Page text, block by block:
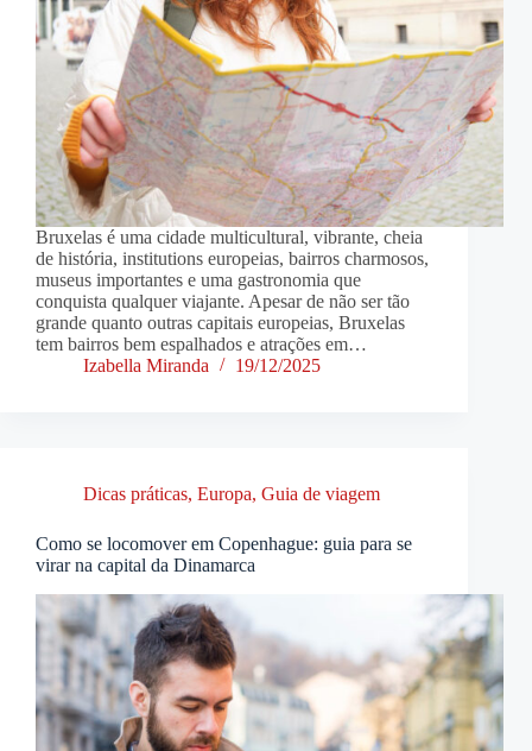
Bruxelas é uma cidade multicultural, vibrante, cheia
de história, institutions europeias, bairros charmosos,
museus importantes e uma gastronomia que
conquista qualquer viajante. Apesar de não ser tão
grande quanto outras capitais europeias, Bruxelas
tem bairros bem espalhados e atrações em…
Izabella Miranda
19/12/2025
Dicas práticas, Europa, Guia de viagem
Como se locomover em Copenhague: guia para se
virar na capital da Dinamarca